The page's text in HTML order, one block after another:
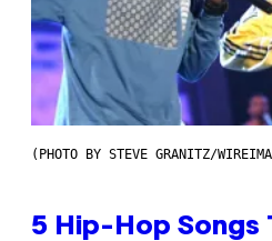
(PHOTO BY STEVE GRANITZ/
5 Hip-Hop Songs